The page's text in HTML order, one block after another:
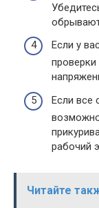
Если у
проверки
Если все
рабочий
Читайте